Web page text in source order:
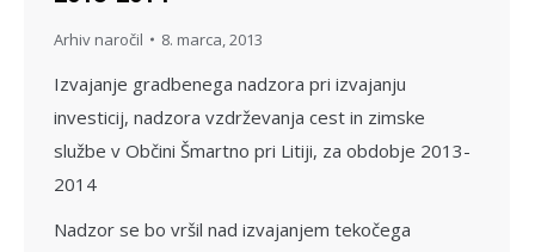
Arhiv naročil 8. marca, 2013
Izvajanje gradbenega nadzora pri izvajanju
investicij, nadzora vzdrževanja cest in zimske
službe v Občini Šmartno pri Litiji, za obdobje 2013-
2014
Nadzor se bo vršil nad izvajanjem tekočega